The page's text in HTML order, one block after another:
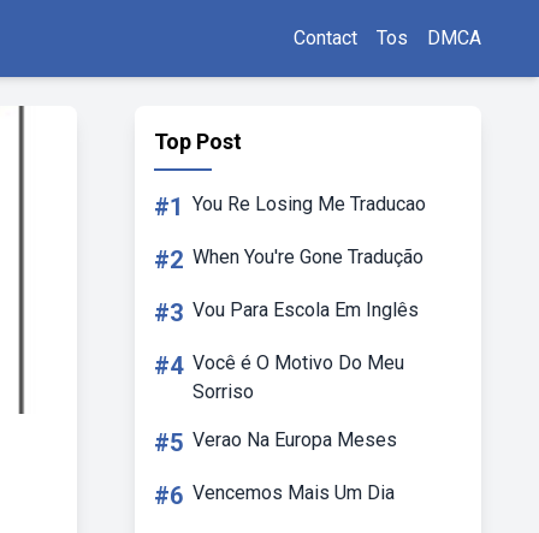
Contact Tos DMCA
Top Post
#1 You Re Losing Me Traducao
#2 When You're Gone Tradução
#3 Vou Para Escola Em Inglês
#4 Você é O Motivo Do Meu
Sorriso
#5 Verao Na Europa Meses
#6 Vencemos Mais Um Dia